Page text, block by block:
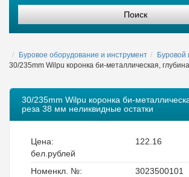
Главная
Буровое оборудование и инструмент
Буровой
30/235mm Wilpu коронка би-металлическая,
30/235mm Wilpu коронка би-
реза 38 мм неликвидные остатки
Цена:
122.16
бел.рублей
Номенкл. №:
3023500101